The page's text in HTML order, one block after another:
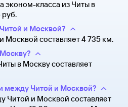
эконом-класса из Читы в
руб.
и Москвой?
Москвой составляет 4 735 км.
в Москву составляет
между Читой и Москвой?
Читой и Москвой составляет